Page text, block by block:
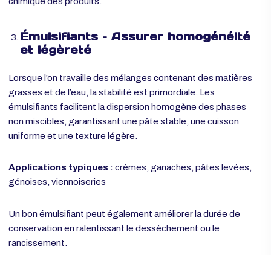
garnitures fruitées
Leur rôle est souvent complémentaire à celui des
conservateurs : ensemble, ils assurent la stabilité physico-
chimique des produits.
Émulsifiants – Assurer homogénéité
et légèreté
grasses et de l’eau, la stabilité est primordiale. Les
émulsifiants facilitent la dispersion homogène des phases
uniforme et une texture légère.
Applications typiques :